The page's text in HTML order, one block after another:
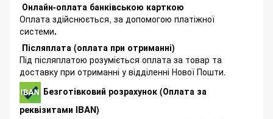
Онлайн-оплата банківською карткою
Оплата здійснюється, за допомогою платіжної
системи.
Післяплата (оплата при отриманні)
Під післяплатою розуміється оплата за товар та
доставку при отриманні у відділенні Нової Пошти.
Безготівковий розрахунок (Оплата за
реквізитами IBAN)